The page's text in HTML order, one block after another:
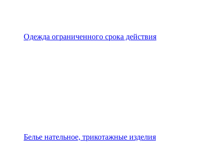
Одежда ограниченного срока действия
Белье нательное, трикотажные изделия